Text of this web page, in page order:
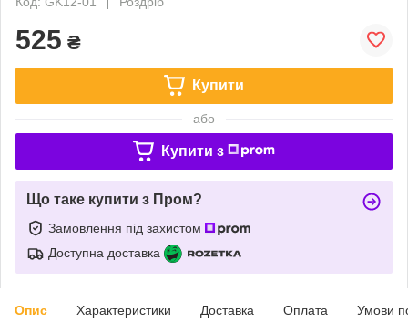
525 ₴
Купити
або
Купити з
Що таке купити з Пром?
Замовлення під захистом
Доступна доставка
Опис Характеристики Доставка Оплата Умови